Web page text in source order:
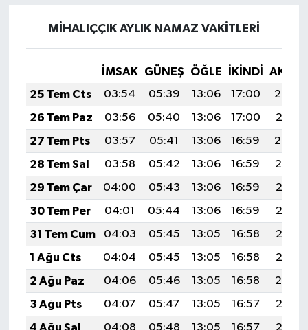
MİHALIÇÇIK AYLIK NAMAZ VAKITLERI
İMSAK GÜNEŞ ÖĞLE İKINDI
25 Tem Cts
03:54 05:39 13:06 17:00
20:22
26 Tem Paz
03:56 05:40 13:06 17:00
20:21
27 Tem Pts
03:57 05:41 13:06 16:59
20:20
28 Tem Sal
03:58 05:42 13:06 16:59
20:19
29 Tem Çar
04:00 05:43 13:06 16:59
20:18
30 Tem Per
04:01 05:44 13:06 16:59
20:17
31 Tem Cum
04:03 05:45 13:05 16:58
20:16
1 Ağu Cts
04:04 05:45 13:05 16:58
20:15
2 Ağu Paz
04:06 05:46 13:05 16:58
20:14
3 Ağu Pts
04:07 05:47 13:05 16:57
20:13